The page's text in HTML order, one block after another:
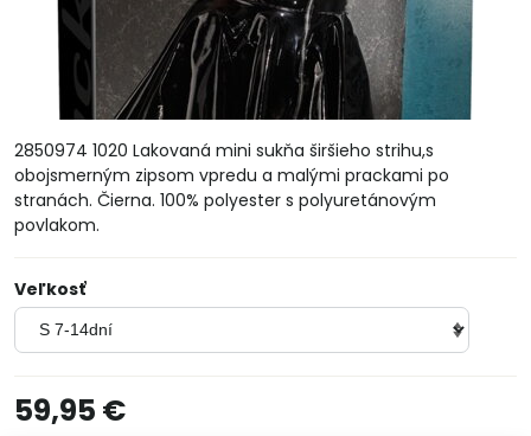
2850974 1020 Lakovaná mini sukňa širšieho strihu,s
obojsmerným zipsom vpredu a malými prackami po
stranách. Čierna. 100% polyester s polyuretánovým
povlakom.
Veľkosť
59,95 €